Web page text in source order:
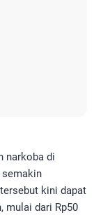
narkoba di
semakin
kini dapat
mulai dari Rp50